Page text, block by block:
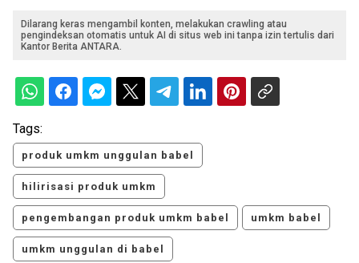
Dilarang keras mengambil konten, melakukan crawling atau
pengindeksan otomatis untuk AI di situs web ini tanpa izin tertulis dari
Kantor Berita ANTARA.
Tags:
produk umkm unggulan babel
hilirisasi produk umkm
pengembangan produk umkm babel umkm babel
umkm unggulan di babel